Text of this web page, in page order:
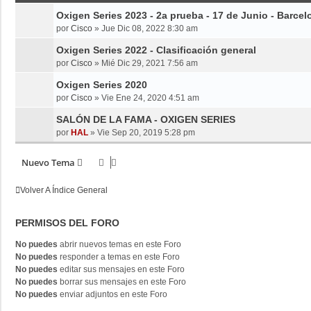
Oxigen Series 2023 - 2a prueba - 17 de Junio -
por Cisco » Jue Dic 08, 2022 8:30 am
Oxigen Series 2022 - Clasificación general
por Cisco » Mié Dic 29, 2021 7:56 am
Oxigen Series 2020
por Cisco » Vie Ene 24, 2020 4:51 am
SALÓN DE LA FAMA - OXIGEN SERIES
por HAL » Vie Sep 20, 2019 5:28 pm
Nuevo Tema
Volver A Índice General
PERMISOS DEL FORO
No puedes abrir nuevos temas en este Foro
No puedes responder a temas en este Foro
No puedes editar sus mensajes en este Foro
No puedes borrar sus mensajes en este Foro
No puedes enviar adjuntos en este Foro